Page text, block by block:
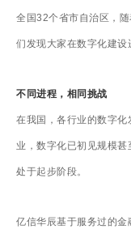
400-0011-866
全国32个省市自治区，
们发现大家在数字化建设
不同进程，相同挑战
在我国，各行业的数字
业，数字化已初见规模
处于起步阶段。
亿信华辰基于服务过的